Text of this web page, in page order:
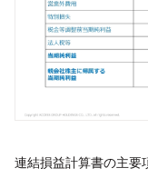
連結損益計算書の主要